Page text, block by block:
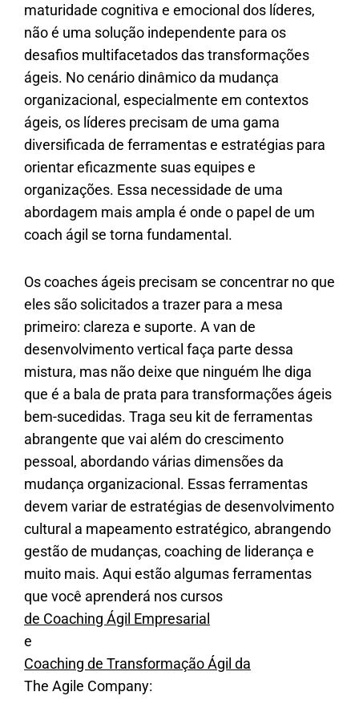
maturidade cognitiva e emocional dos líderes,
não é uma solução independente para os
desafios multifacetados das transformações
ágeis. No cenário dinâmico da mudança
organizacional, especialmente em contextos
ágeis, os líderes precisam de uma gama
diversificada de ferramentas e estratégias para
orientar eficazmente suas equipes e
organizações. Essa necessidade de uma
abordagem mais ampla é onde o papel de um
coach ágil se torna fundamental.
Os coaches ágeis precisam se concentrar no que
eles são solicitados a trazer para a mesa
primeiro: clareza e suporte. A van de
desenvolvimento vertical faça parte dessa
mistura, mas não deixe que ninguém lhe diga
que é a bala de prata para transformações ágeis
bem-sucedidas. Traga seu kit de ferramentas
abrangente que vai além do crescimento
pessoal, abordando várias dimensões da
mudança organizacional. Essas ferramentas
devem variar de estratégias de desenvolvimento
cultural a mapeamento estratégico, abrangendo
gestão de mudanças, coaching de liderança e
muito mais. Aqui estão algumas ferramentas
que você aprenderá nos cursos
de Coaching Ágil Empresarial
e
Coaching de Transformação Ágil da
The Agile Company: